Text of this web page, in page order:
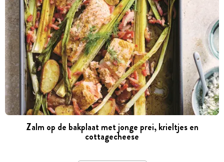
Zalm op de bakplaat met jonge prei, krieltjes en
cottagecheese